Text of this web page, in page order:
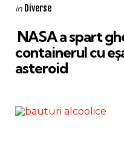
Categories
Posted
in Diverse
NASA a spart
containerul cu
asteroid